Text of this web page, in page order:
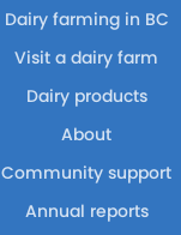
Dairy farming in BC
Visit a dairy farm
Dairy products
About
Community support
Annual reports